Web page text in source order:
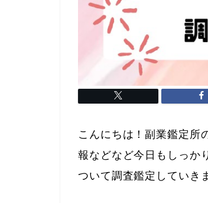
こんにちは！副業鑑定所
報などなど今日もしっか
ついて調査鑑定していき